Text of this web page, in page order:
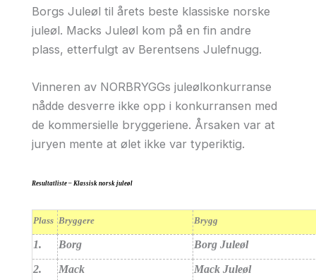
Borgs Juleøl til årets beste klassiske norske
juleøl. Macks Juleøl kom på en fin andre
plass, etterfulgt av Berentsens Julefnugg.
Vinneren av NORBRYGGs juleølkonkurranse
nådde desverre ikke opp i konkurransen med
de kommersielle bryggeriene. Årsaken var at
juryen mente at ølet ikke var typeriktig.
Resultatliste – Klassisk norsk juleøl
Plass Bryggere Brygg
1. Borg Borg Juleøl
2. Mack Mack Juleøl